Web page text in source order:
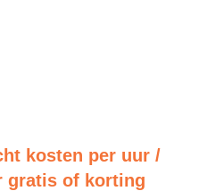
kosten per uur /
gratis of korting